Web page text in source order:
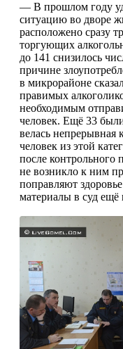
— В прошлом году
ситуацию во дво­ре
расположено сразу
торгующих
до 141 снизилось
причине
в микрорай­оне
правимых
необходимым
человек. Ещё 33
велась непрерывная
человек из этой
после
не воз­никло к ним
поправля­ют
материалы в суд ещё